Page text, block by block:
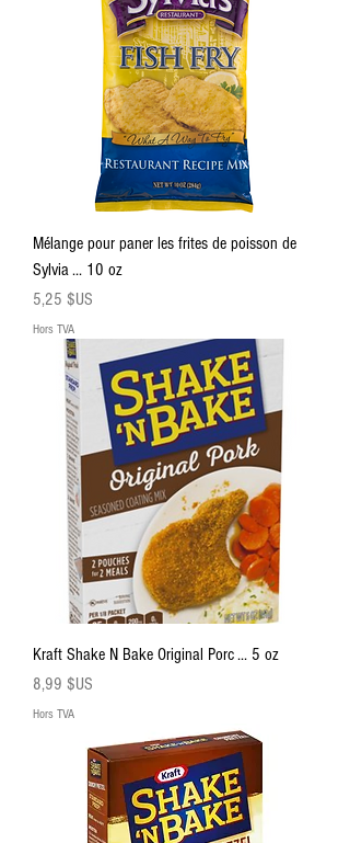
Mélange pour paner les frites de poisson de
Sylvia ... 10 oz
Prix
5,25 $US
Hors TVA
Kraft Shake N Bake Original Porc ... 5 oz
Prix
8,99 $US
Hors TVA